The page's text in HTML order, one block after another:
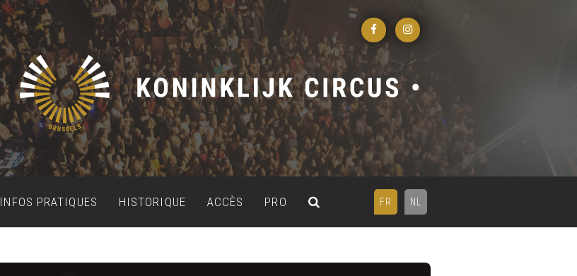
FR NL
INFOS PRATIQUES HISTORIQUE ACCÈS PRO